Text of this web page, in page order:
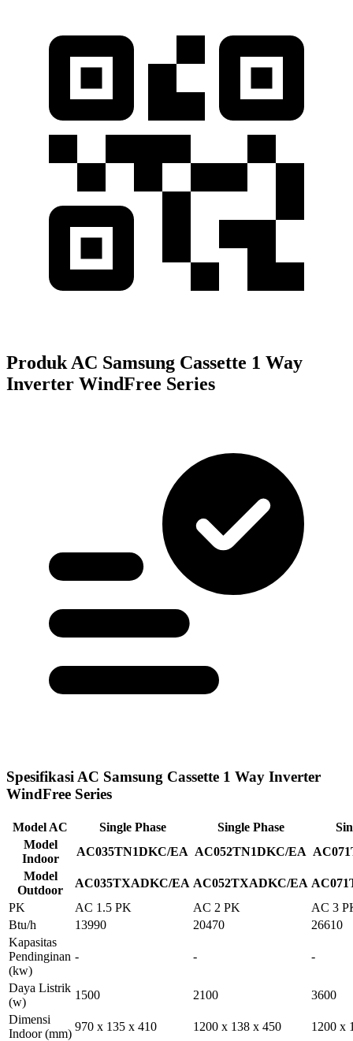
Produk AC Samsung Cassette 1 Way
Inverter WindFree Series
Spesifikasi AC Samsung Cassette 1 Way Inverter
WindFree Series
Model AC Single Phase Single Phase
Model
Indoor
AC035TN1DKC/EA AC052TN1DKC/EA
Model
Outdoor
AC035TXADKC/EA AC052TXADKC/EA
PK
AC 1.5 PK AC 2 PK
AC 3
Btu/h
13990 20470
26610
Kapasitas
Pendinginan
(kw)
- - -
Daya Listrik
(w)
1500 2100
3600
Dimensi
Indoor(mm)
970 x 135 x 410 1200 x 138 x 450
1200 x